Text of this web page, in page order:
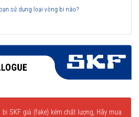
sử dụng loại vòng bi nào?
SKF giả (fake) kém chất lượng, Hãy mua